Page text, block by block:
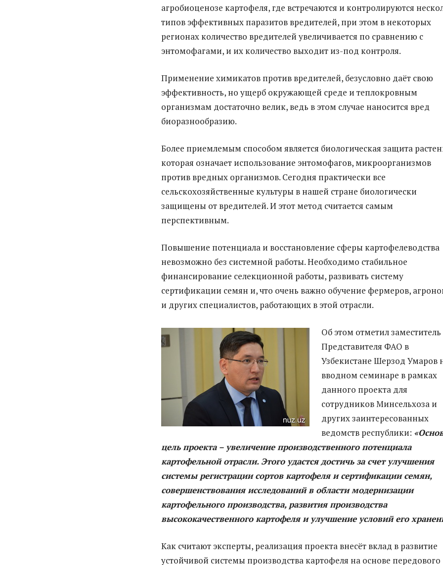
агробиоценозе картофеля, где встречаются и контролируются
типов эффективных паразитов вредителей, при этом в некоторых
регионах количество вредителей увеличивается по сравнению с
энтомофагами, и их количество выходит из-под контроля.
Применение химикатов против вредителей, безусловно даёт свою
эффективность, но ущерб окружающей среде и теплокровным
организмам достаточно велик, ведь в этом случае наносится вред
биоразнообразию.
Более приемлемым способом является биологическая защита
которая означает использование энтомофагов, микроорганизмов
против вредных организмов. Сегодня практически все
сельскохозяйственные культуры в нашей стране биологически
защищены от вредителей. И этот метод считается самым
перспективным.
Повышение потенциала и восстановление сферы картофелеводства
невозможно без системной работы. Необходимо стабильное
финансирование селекционной работы, развивать систему
сертификации семян и, что очень важно обучение фермеров,
и других специалистов, работающих в этой отрасли.
Об этом отметил заместитель
Представителя ФАО в
Узбекистане Шерзод Умаров
вводном семинаре в рамках
данного проекта для
сотрудников Минсельхоза и
других заинтересованных
ведомств республики:
цель проекта – увеличение производственного потенциала
картофельной отрасли. Этого удастся достичь за счет улучшения
системы регистрации сортов картофеля и сертификации семян,
совершенствования исследований в области модернизации
картофельного производства, развития производства
высококачественного картофеля и улучшение условий его
Как считают эксперты, реализация проекта внесёт вклад в развитие
устойчивой системы производства картофеля на основе передового